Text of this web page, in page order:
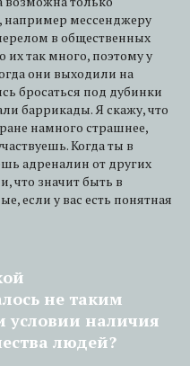
например мессенджеру
в общественных
их так много, поэтому у
они выходили на
бросаться под дубинки
баррикады. Я скажу, что
намного страшнее,
Когда ты в
адреналин от других
что значит быть в
если у вас есть понятная
не таким
наличия
людей?